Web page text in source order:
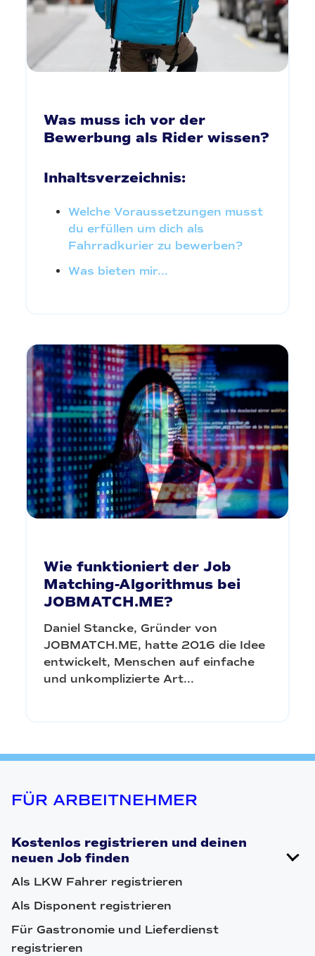
Was muss ich vor der
Bewerbung als Rider wissen?
Inhaltsverzeichnis:
Welche Voraussetzungen musst
du erfüllen um dich als
Fahrradkurier zu bewerben?
Was bieten mir...
Wie funktioniert der Job
Matching-Algorithmus bei
JOBMATCH.ME?
Daniel Stancke, Gründer von
JOBMATCH.ME, hatte 2016 die Idee
entwickelt, Menschen auf einfache
und unkomplizierte Art...
FÜR ARBEITNEHMER
Kostenlos registrieren und deinen
neuen Job finden
Als LKW Fahrer registrieren
Als Disponent registrieren
Für Gastronomie und Lieferdienst
registrieren